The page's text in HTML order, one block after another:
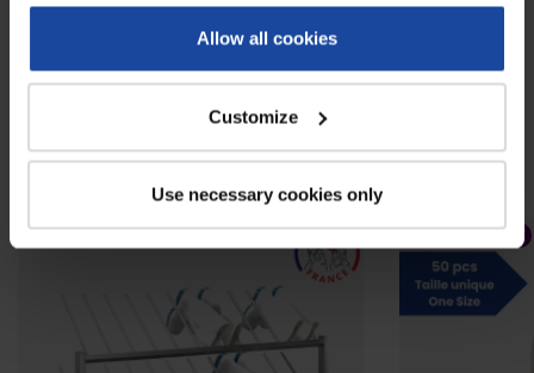
Allow all cookies
Customize
Use necessary cookies only
À voir également
BAISSE DE PRIX